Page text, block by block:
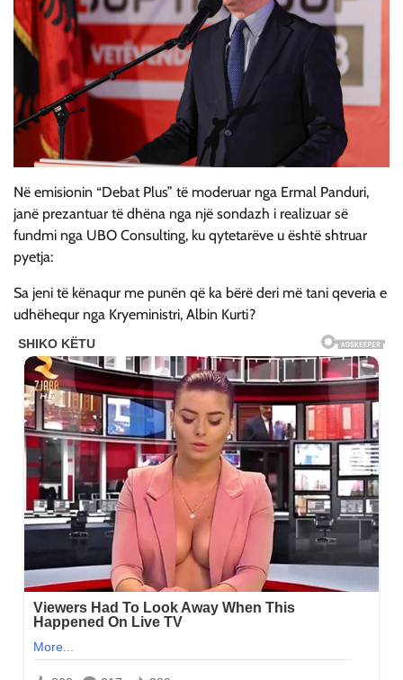
Në emisionin “Debat Plus” të moderuar nga Ermal Panduri,
janë prezantuar të dhëna nga një sondazh i realizuar së
fundmi nga UBO Consulting, ku qytetarëve u është shtruar
pyetja:
Sa jeni të kënaqur me punën që ka bërë deri më tani qeveria e
udhëhequr nga Kryeministri, Albin Kurti?